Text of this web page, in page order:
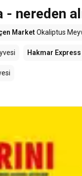
nereden
MarketOkaliptus
Hakmar Express